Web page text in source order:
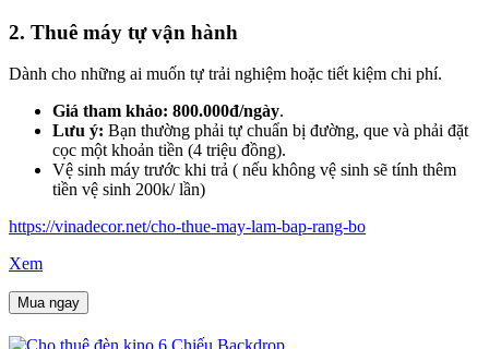
2. Thuê máy tự vận hành
Dành cho những ai muốn tự trải nghiệm hoặc tiết kiệm chi phí.
Giá tham khảo: 800.000đ/ngày.
Lưu ý: Bạn thường phải tự chuẩn bị đường, que và phải đặt
cọc một khoản tiền (4 triệu đồng).
Vệ sinh máy trước khi trả ( nếu không vệ sinh sẽ tính thêm
tiền vệ sinh 200k/ lần)
https://vinadecor.net/cho-thue-may-lam-bap-rang-bo
Xem
Mua ngay